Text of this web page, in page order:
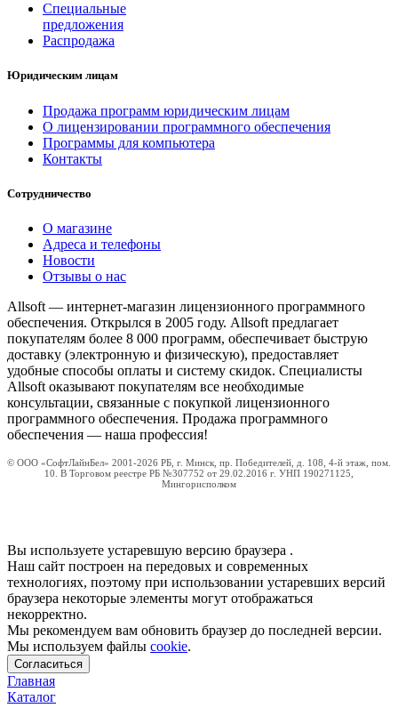
Специальные
предложения
Распродажа
Юридическим лицам
Продажа программ юридическим лицам
О лицензировании программного обеспечения
Программы для компьютера
Контакты
Сотрудничество
О магазине
Адреса и телефоны
Новости
Отзывы о нас
Allsoft — интернет-магазин лицензионного программного
обеспечения. Открылся в 2005 году. Allsoft предлагает
покупателям более 8 000 программ, обеспечивает быструю
доставку (электронную и физическую), предоставляет
удобные способы оплаты и систему скидок. Специалисты
Allsoft оказывают покупателям все необходимые
консультации, связанные с покупкой лицензионного
программного обеспечения. Продажа программного
обеспечения — наша профессия!
© ООО «СофтЛайнБел» 2001-2026 РБ, г. Минск, пр. Победителей, д. 108, 4-й этаж, пом.
10. В Торговом реестре РБ №307752 от 29.02.2016 г. УНП 190271125,
Мингорисполком
Вы используете устаревшую версию браузера .
Наш сайт построен на передовых и современных
технологиях, поэтому при использовании устаревших версий
браузера некоторые элементы могут отображаться
некорректно.
Мы рекомендуем вам обновить браузер до последней версии.
Мы используем файлы cookie.
Согласиться
Главная
Каталог